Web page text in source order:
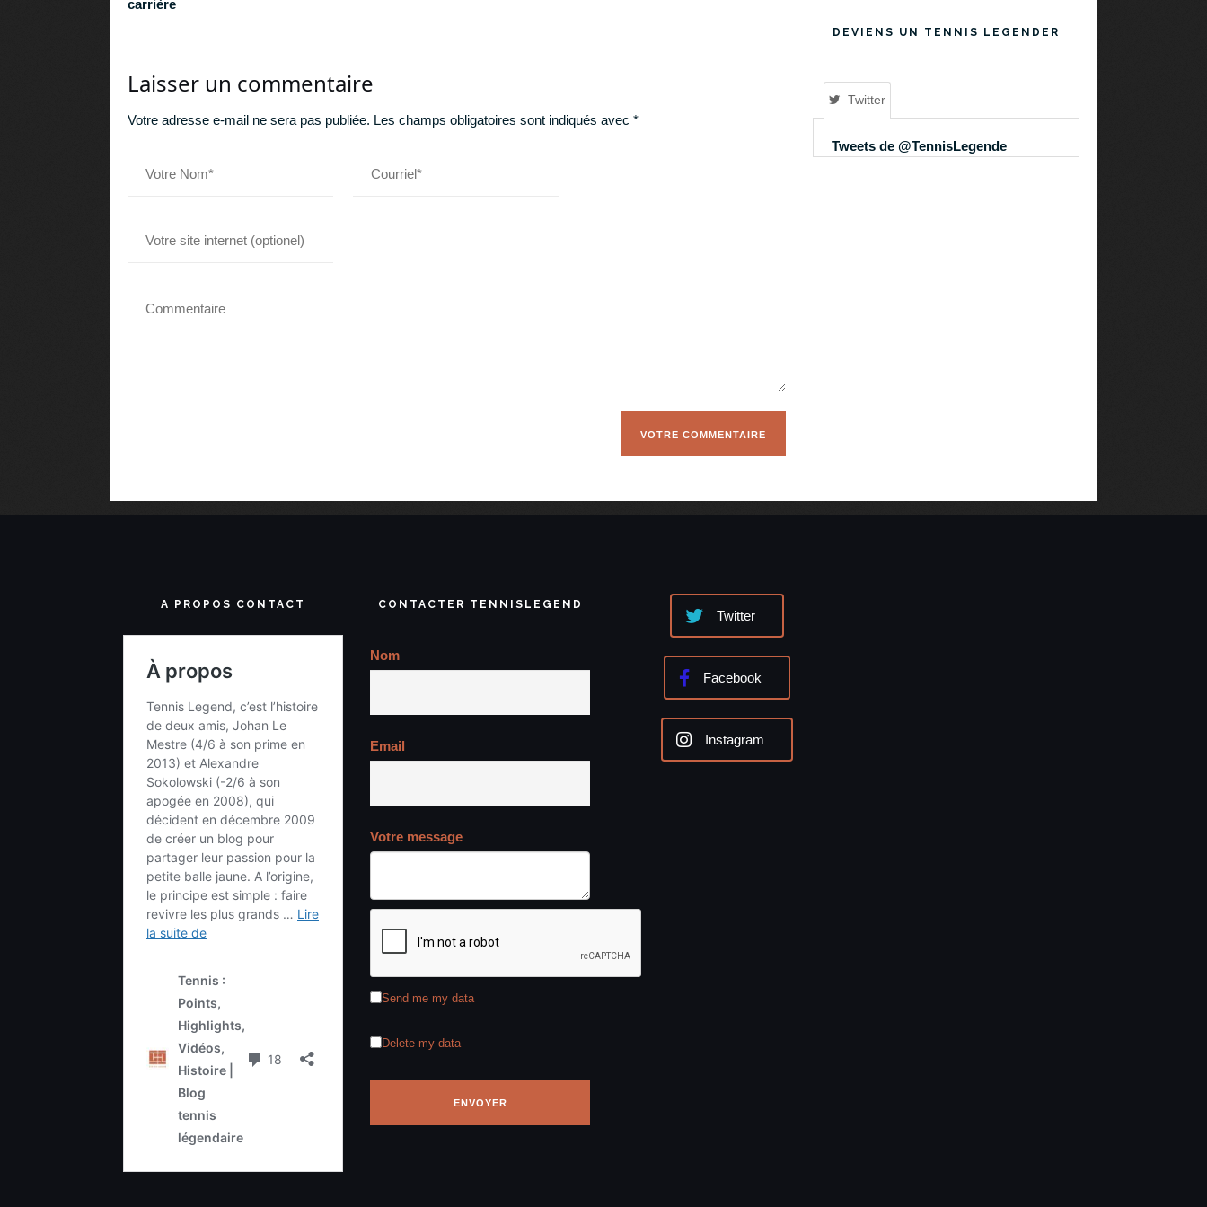
carrière
Laisser un commentaire
Votre adresse e-mail ne sera pas publiée. Les champs obligatoires sont indiqués avec *
DEVIENS UN TENNIS LEGENDER
Twitter
Tweets de @TennisLegende
A PROPOS CONTACT CONTACTER TENNISLEGEND
Nom
Email
Votre message
Send me my data
Delete my data
Twitter
Facebook
Instagram